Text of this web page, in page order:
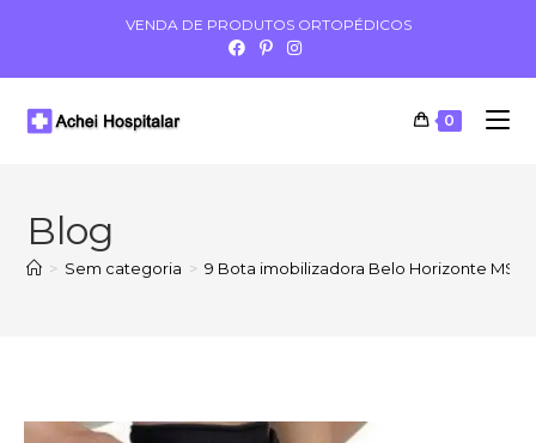
VENDA DE PRODUTOS ORTOPÉDICOS
0
Blog
> Sem categoria > 9 Bota imobilizadora Belo Horizonte MS